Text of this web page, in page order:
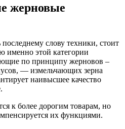
жерновые
слову техники, стоит
именно этой категории
по принципу жерновов –
— измельчающих зерна
наивысшее качество
к более дорогим товарам, но
их функциями.